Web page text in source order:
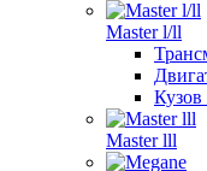
Master l/ll
Кузов
Master lll